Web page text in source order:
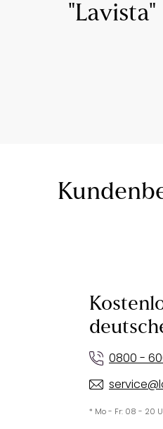
"Lavista"
0800 -
* Mo - Fr: 08 - 20